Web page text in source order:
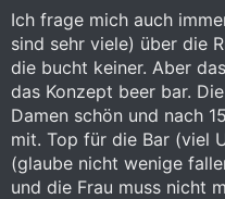
Ich frage mich auch
sind sehr viele) über die
die bucht keiner. Aber
das Konzept beer bar.
Damen schön und nach
mit. Top für die Bar (viel
(glaube nicht wenige
und die Frau muss nicht